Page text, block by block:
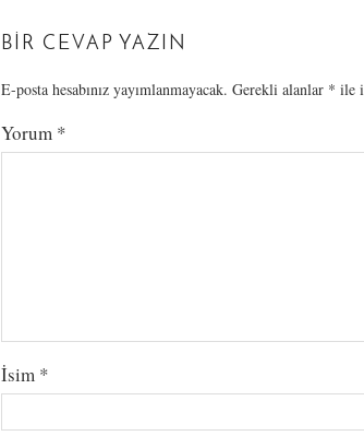
BIR CEVAP YAZIN
E-posta hesabınız yayımlanmayacak. Gerekli alanlar * ile
Yorum *
İsim *